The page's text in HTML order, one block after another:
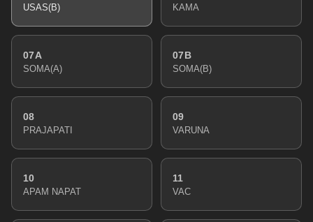
USAS(B) KAMA
07A
SOMA(A)
07B
SOMA(B)
08
PRAJAPATI
09
VARUNA
10
APAM NAPAT
11
VAC